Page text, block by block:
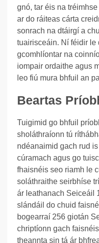
gnó, tar éis na
ar do ráiteas cárta
sonrach na dtáirgí a
tuairisceáin. Ní féidir le
gcomhlíontar na
iompair ordaithe agus
leo fiú mura bhfuil an
Beartas
Tuigimid go bhfuil
sholáthraíonn tú
ndéanaimid gach rud
cúramach agus go
fhaisnéis seo riamh le
soláthraithe seirbhíse
ár leathanach Seiceáil
slándáil do chuid
bogearraí 256 giotán
chriptíonn gach
theannta sin tá ár